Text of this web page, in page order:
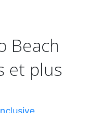
Beach
et plus
,